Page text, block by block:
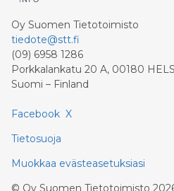
Oy Suomen Tietotoimisto
tiedote@stt.fi
(09) 6958 1286
Porkkalankatu 20 A, 00180
Suomi – Finland
Facebook X
Tietosuoja
Muokkaa evästeasetuksiasi
© Oy Suomen Tietotoimisto